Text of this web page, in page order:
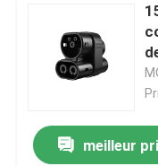
meilleur